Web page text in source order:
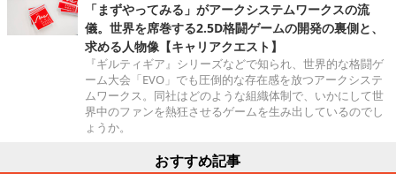
「まずやってみる」がアークシステムワークスの流
儀。世界を席巻する2.5D格闘ゲームの開発の裏側と、
求める人物像【キャリアクエスト】
『ギルティギア』シリーズなどで知られ、世界的な格闘ゲ
ーム大会「EVO」でも圧倒的な存在感を放つアークシステ
ムワークス。同社はどのような組織体制で、いかにして世
界中のファンを熱狂させるゲームを生み出しているのでし
ょうか。
おすすめ記事